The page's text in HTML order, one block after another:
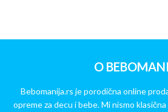
O
Bebomanija.rs je porodična online
opreme za decu i bebe. Mi nismo